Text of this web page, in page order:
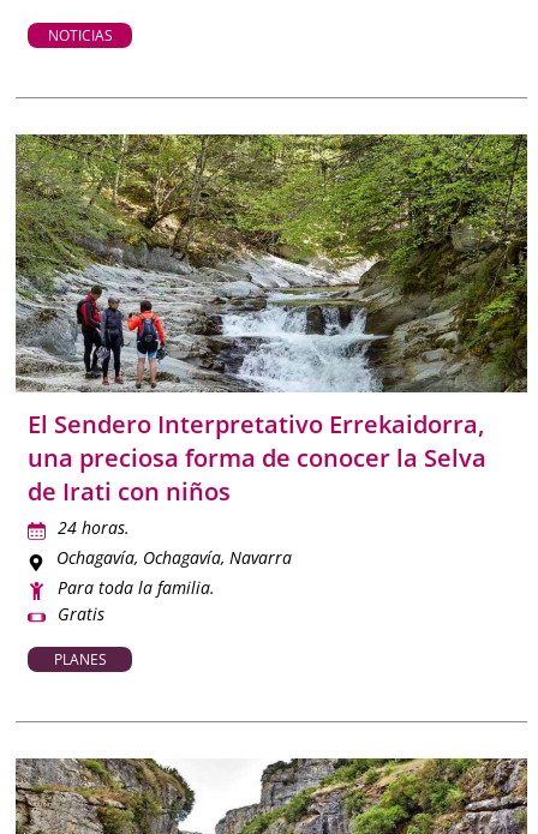
NOTICIAS
El Sendero Interpretativo Errekaidorra,
una preciosa forma de conocer la Selva
de Irati con niños
24 horas.
Ochagavía, Ochagavía, Navarra
Para toda la familia.
Gratis
PLANES